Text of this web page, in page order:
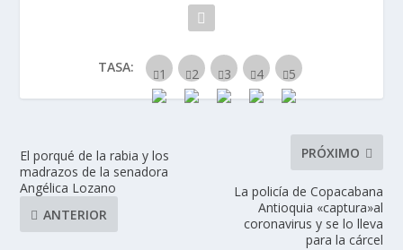
TASA:
El porqué de la rabia y los
madrazos de la senadora
Angélica Lozano
ANTERIOR
PRÓXIMO
La policía de Copacabana
Antioquia «captura»al
coronavirus y se lo lleva
para la cárcel